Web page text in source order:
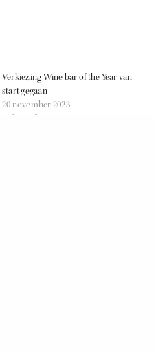
Verkiezing Wine bar of the Year van
start gegaan
20 november 2023
In "Event"